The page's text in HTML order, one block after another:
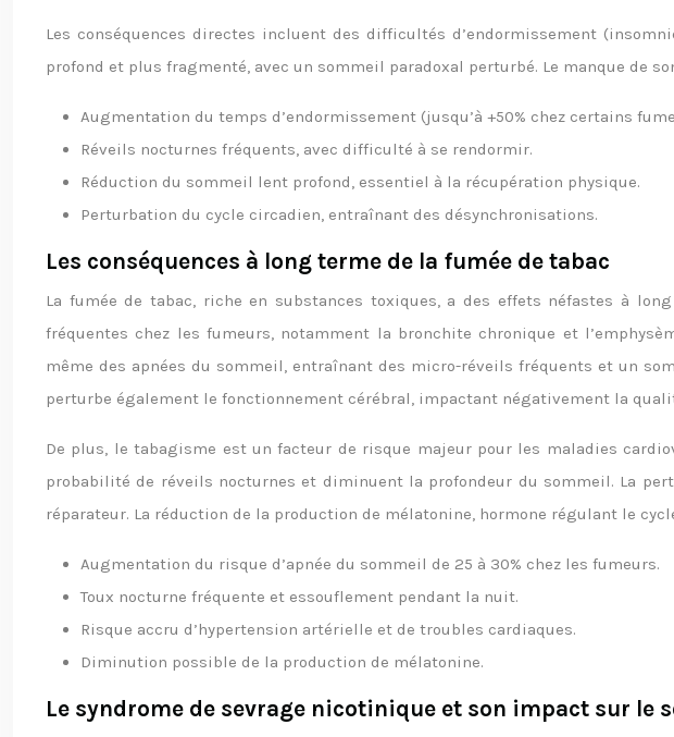
Les conséquences directes incluent des difficultés d’endormissement
profond et plus fragmenté, avec un sommeil paradoxal perturbé. Le manque de
Augmentation du temps d’endormissement (jusqu’à +50% chez certains
Réveils nocturnes fréquents, avec difficulté à se rendormir.
Réduction du sommeil lent profond, essentiel à la récupération physique.
Perturbation du cycle circadien, entraînant des désynchronisations.
Les conséquences à long terme de la fumée de tabac
La fumée de tabac, riche en substances toxiques, a des effets néfastes à
fréquentes chez les fumeurs, notamment la bronchite chronique et
même des apnées du sommeil, entraînant des micro-réveils fréquents et un
perturbe également le fonctionnement cérébral, impactant négativement la
De plus, le tabagisme est un facteur de risque majeur pour les maladies
probabilité de réveils nocturnes et diminuent la profondeur du sommeil. La
réparateur. La réduction de la production de mélatonine, hormone régulant le
Augmentation du risque d’apnée du sommeil de 25 à 30% chez les fumeurs.
Toux nocturne fréquente et essouflement pendant la nuit.
Risque accru d’hypertension artérielle et de troubles cardiaques.
Diminution possible de la production de mélatonine.
Le syndrome de sevrage nicotinique et son impact sur le